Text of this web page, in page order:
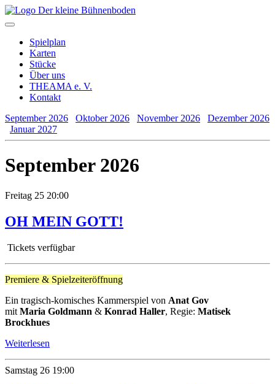
Spielplan
Karten
Stücke
Über uns
THEAMA e. V.
Kontakt
September 2026
Oktober 2026 November 2026
Dezember 2026
Januar 2027
September 2026
Freitag 25 20:00
OH MEIN GOTT!
Tickets verfügbar
Premiere & Spielzeiteröffnung
Ein tragisch-komisches Kammerspiel von Anat Gov
mit Maria Goldmann & Konrad Haller, Regie: Matisek
Brockhues
Weiterlesen
Samstag 26 19:00